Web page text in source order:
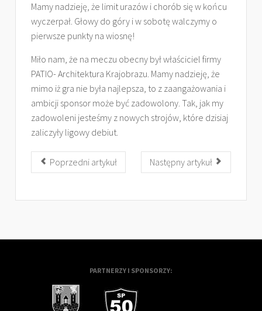
Mamy nadzieję, że limit urazów i chorób się w końcu
wyczerpał. Głowy do góry i w sobotę walczymy o
pierwsze punkty na wiosnę!
Miło nam, że na meczu obecny był właściciel firmy
PATIO- Architektura Krajobrazu. Mamy nadzieję, że
mimo iż gra nie była najlepsza, to z zaangażowania i
ambicji sponsor może być zadowolony. Tak, jak my
zadowoleni jesteśmy z nowych strojów, które dzisiaj
zaliczyły ligowy debiut.
Poprzedni artykuł Następny artykuł
PARTNERZY I SPONSORZY: